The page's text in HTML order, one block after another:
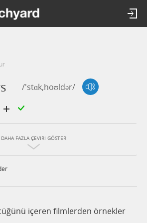
/'stɑk,hoʊldər/
DAHA FAZLA ÇEVIRI GÖSTER
içeren filmlerden örnekler